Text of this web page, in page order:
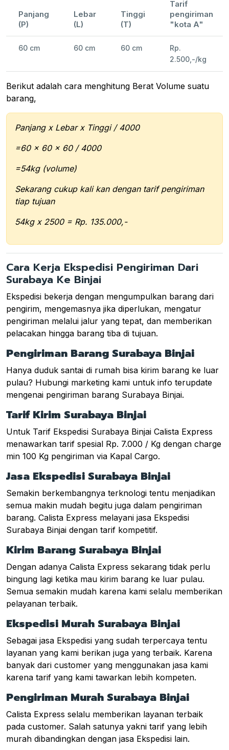
Panjang
(P)
Lebar
(L)
Tinggi
(T)
Tarif
pengiriman
"kota A"
60 cm 60 cm 60 cm
Rp.
2.500,-/kg
Berikut adalah cara menghitung Berat Volume suatu
barang,
Panjang x Lebar x Tinggi / 4000
=60 x 60 x 60 / 4000
=54kg (volume)
Sekarang cukup kali kan dengan tarif pengiriman
tiap tujuan
54kg x 2500 = Rp. 135.000,-
Cara Kerja Ekspedisi Pengiriman Dari
Surabaya Ke Binjai
Ekspedisi bekerja dengan mengumpulkan barang dari
pengirim, mengemasnya jika diperlukan, mengatur
pengiriman melalui jalur yang tepat, dan memberikan
pelacakan hingga barang tiba di tujuan.
Pengiriman Barang Surabaya Binjai
Hanya duduk santai di rumah bisa kirim barang ke luar
pulau? Hubungi marketing kami untuk info terupdate
mengenai pengiriman barang Surabaya Binjai.
Tarif Kirim Surabaya Binjai
Untuk Tarif Ekspedisi Surabaya Binjai Calista Express
menawarkan tarif spesial Rp. 7.000 / Kg dengan charge
min 100 Kg pengiriman via Kapal Cargo.
Jasa Ekspedisi Surabaya Binjai
Semakin berkembangnya terknologi tentu menjadikan
semua makin mudah begitu juga dalam pengiriman
barang. Calista Express melayani jasa Ekspedisi
Surabaya Binjai dengan tarif kompetitif.
Kirim Barang Surabaya Binjai
Dengan adanya Calista Express sekarang tidak perlu
bingung lagi ketika mau kirim barang ke luar pulau.
Semua semakin mudah karena kami selalu memberikan
pelayanan terbaik.
Ekspedisi Murah Surabaya Binjai
Sebagai jasa Ekspedisi yang sudah terpercaya tentu
layanan yang kami berikan juga yang terbaik. Karena
banyak dari customer yang menggunakan jasa kami
karena tarif yang kami tawarkan lebih kompeten.
Pengiriman Murah Surabaya Binjai
Calista Express selalu memberikan layanan terbaik
pada customer. Salah satunya yakni tarif yang lebih
murah dibandingkan dengan jasa Ekspedisi lain.